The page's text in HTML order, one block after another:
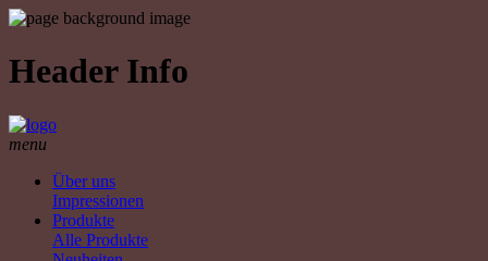
Header Info
menu
Über uns
Impressionen
Produkte
Alle Produkte